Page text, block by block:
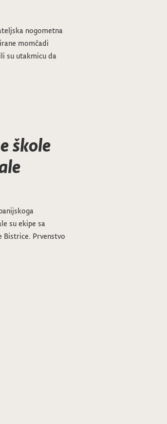
nogometna
momčadi
su utakmicu da
škole
su ekipe sa
Prvenstvo